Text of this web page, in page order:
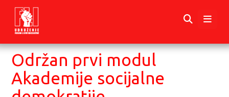
Održan prvi modul
Akademije socijalne